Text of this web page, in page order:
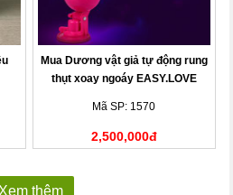
Mua Dương vật giả tự động rung
thụt xoay ngoáy EASY.LOVE
Mã SP: 1570
2,500,000đ
Xem thêm